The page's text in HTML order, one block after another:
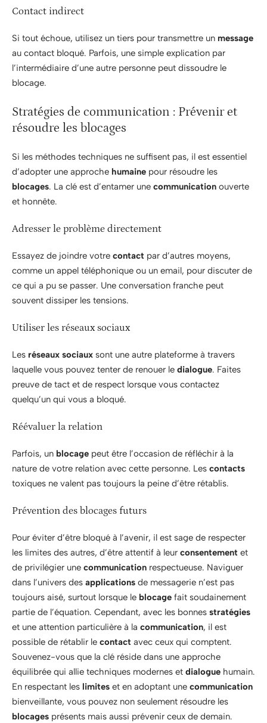
Contact indirect
Si tout échoue, utilisez un tiers pour transmettre un message
au contact bloqué. Parfois, une simple explication par
l’intermédiaire d’une autre personne peut dissoudre le
blocage.
Stratégies de communication : Prévenir et
résoudre les blocages
Si les méthodes techniques ne suffisent pas, il est essentiel
d’adopter une approche humaine pour résoudre les
blocages. La clé est d’entamer une communication ouverte
et honnête.
Adresser le problème directement
Essayez de joindre votre contact par d’autres moyens,
comme un appel téléphonique ou un email, pour discuter de
ce qui a pu se passer. Une conversation franche peut
souvent dissiper les tensions.
Utiliser les réseaux sociaux
Les réseaux sociaux sont une autre plateforme à travers
laquelle vous pouvez tenter de renouer le dialogue. Faites
preuve de tact et de respect lorsque vous contactez
quelqu’un qui vous a bloqué.
Réévaluer la relation
Parfois, un blocage peut être l’occasion de réfléchir à la
nature de votre relation avec cette personne. Les contacts
toxiques ne valent pas toujours la peine d’être rétablis.
Prévention des blocages futurs
Pour éviter d’être bloqué à l’avenir, il est sage de respecter
les limites des autres, d’être attentif à leur consentement et
de privilégier une communication respectueuse. Naviguer
dans l’univers des applications de messagerie n’est pas
toujours aisé, surtout lorsque le blocage fait soudainement
partie de l’équation. Cependant, avec les bonnes stratégies
et une attention particulière à la communication, il est
possible de rétablir le contact avec ceux qui comptent.
Souvenez-vous que la clé réside dans une approche
équilibrée qui allie techniques modernes et dialogue humain.
En respectant les limites et en adoptant une communication
bienveillante, vous pouvez non seulement résoudre les
blocages présents mais aussi prévenir ceux de demain.